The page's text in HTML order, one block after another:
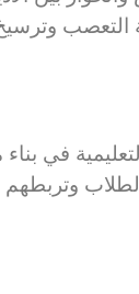
التعصب
في بناء
وتربطهم